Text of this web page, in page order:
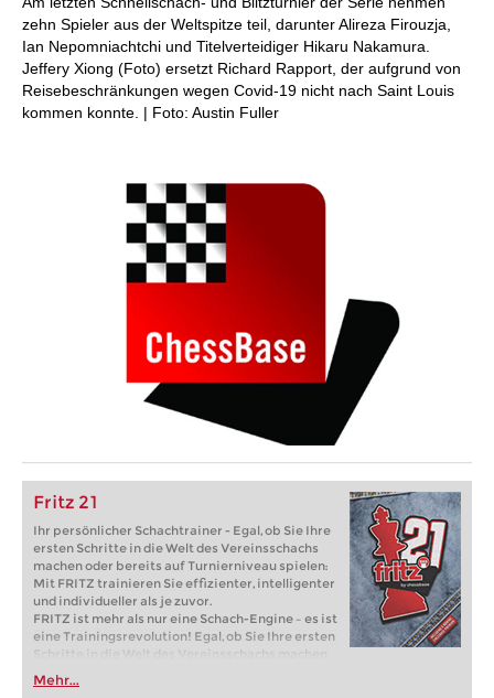
zehn Spieler aus der Weltspitze teil, darunter Alireza Firouzja,
Ian Nepomniachtchi und Titelverteidiger Hikaru Nakamura.
Jeffery Xiong (Foto) ersetzt Richard Rapport, der aufgrund von
Reisebeschränkungen wegen Covid-19 nicht nach Saint Louis
kommen konnte. | Foto: Austin Fuller
Fritz 21
Ihr persönlicher Schachtrainer - Egal, ob Sie Ihre
ersten Schritte in die Welt des Vereinsschachs
machen oder bereits auf Turnierniveau spielen:
Mit FRITZ trainieren Sie effizienter, intelligenter
und individueller als je zuvor.
FRITZ ist mehr als nur eine Schach-Engine – es ist
eine Trainingsrevolution! Egal, ob Sie Ihre ersten
Schritte in die Welt des Vereinsschachs machen
oder bereits auf Turnierniveau spielen: Mit
FRITZ trainieren Sie effizienter, intelligenter und
Mehr...